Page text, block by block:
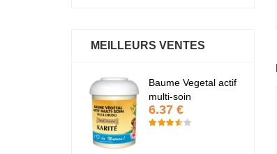
MEILLEURS VENTES
Baume Vegetal actif
multi-soin
6.37 €